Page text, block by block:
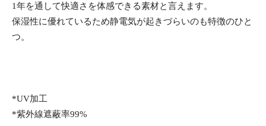
1年を通して快適さを体感できる素材と言えます。
保湿性に優れているため静電気が起きづらいのも特徴のひと
つ。
*UV加工
*紫外線遮蔽率99%